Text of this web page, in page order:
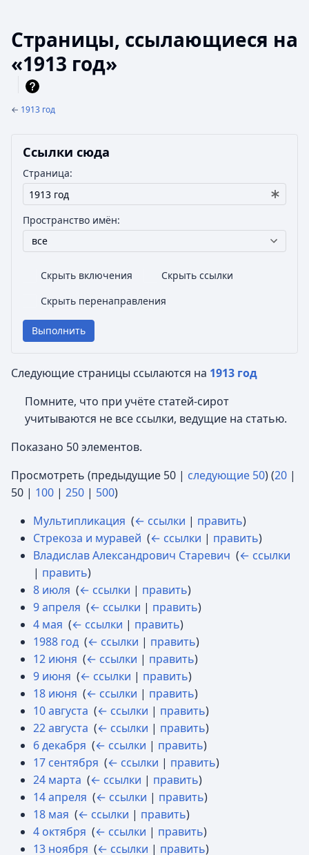
Страницы, ссылающиеся на
«1913 год»
← 1913 год
Ссылки сюда
Страница:
Пространство имён:
все
Скрыть включения
Скрыть ссылки
Скрыть перенаправления
Выполнить
Следующие страницы ссылаются на 1913 год
Помните, что при учёте статей-сирот
учитываются не все ссылки, ведущие на статью.
Показано 50 элементов.
Просмотреть (предыдущие 50 | следующие 50) (20 |
50 | 100 | 250 | 500)
Мультипликация (← ссылки | править)
Стрекоза и муравей (← ссылки | править)
Владислав Александрович Старевич (← ссылки
| править)
8 июля (← ссылки | править)
9 апреля (← ссылки | править)
4 мая (← ссылки | править)
1988 год (← ссылки | править)
12 июня (← ссылки | править)
9 июня (← ссылки | править)
18 июня (← ссылки | править)
10 августа (← ссылки | править)
22 августа (← ссылки | править)
6 декабря (← ссылки | править)
17 сентября (← ссылки | править)
24 марта (← ссылки | править)
14 апреля (← ссылки | править)
18 мая (← ссылки | править)
4 октября (← ссылки | править)
13 ноября (← ссылки | править)